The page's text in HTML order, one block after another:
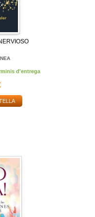
d'entrega